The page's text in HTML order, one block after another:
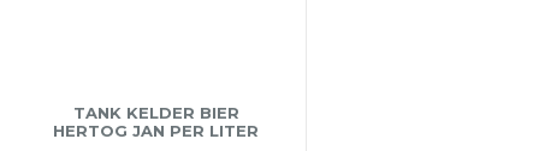
TANK KELDER BIER
HERTOG JAN PER LITER